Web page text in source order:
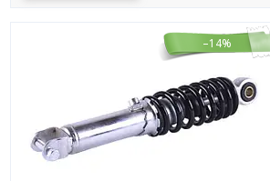
–14%